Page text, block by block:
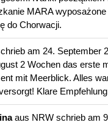
MARA
do Chorwacji.
am 24. September
2 Wochen das erste
mit Meerblick. Alles
Klare
aus NRW schrieb am